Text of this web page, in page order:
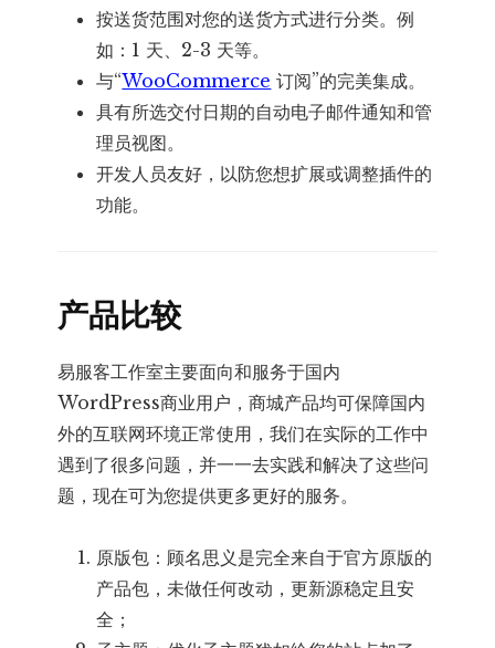
按送货范围对您的送货方式进行分类。例
如：1 天、2-3 天等。
与“WooCommerce 订阅”的完美集成。
具有所选交付日期的自动电子邮件通知和管
理员视图。
开发人员友好，以防您想扩展或调整插件的
功能。
产品比较
易服客工作室主要面向和服务于国内
WordPress商业用户，商城产品均可保障国内
外的互联网环境正常使用，我们在实际的工作中
遇到了很多问题，并一一去实践和解决了这些问
题，现在可为您提供更多更好的服务。
原版包：顾名思义是完全来自于官方原版的
产品包，未做任何改动，更新源稳定且安
全；